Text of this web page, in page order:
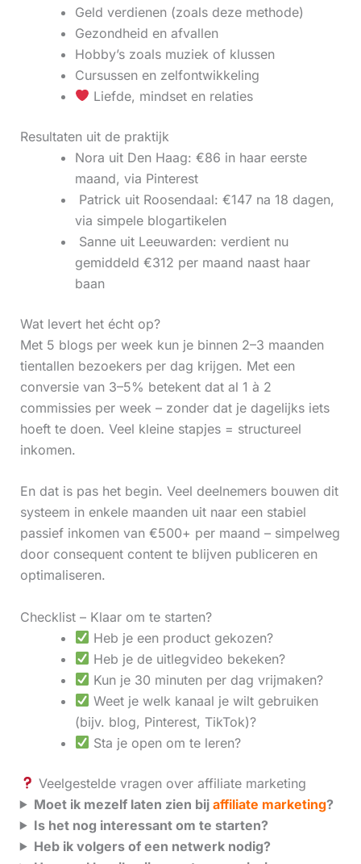
Geld verdienen (zoals deze methode)
Gezondheid en afvallen
Hobby’s zoals muziek of klussen
Cursussen en zelfontwikkeling
Liefde, mindset en relaties
Resultaten uit de praktijk
Nora uit Den Haag: €86 in haar eerste
maand, via Pinterest
‍ Patrick uit Roosendaal: €147 na 18 dagen,
via simpele blogartikelen
‍ Sanne uit Leeuwarden: verdient nu
gemiddeld €312 per maand naast haar
baan
Wat levert het écht op?
Met 5 blogs per week kun je binnen 2–3 maanden
tientallen bezoekers per dag krijgen. Met een
conversie van 3–5% betekent dat al 1 à 2
commissies per week – zonder dat je dagelijks iets
hoeft te doen. Veel kleine stapjes = structureel
inkomen.
En dat is pas het begin. Veel deelnemers bouwen dit
systeem in enkele maanden uit naar een stabiel
passief inkomen van €500+ per maand – simpelweg
door consequent content te blijven publiceren en
optimaliseren.
Checklist – Klaar om te starten?
Heb je een product gekozen?
Heb je de uitlegvideo bekeken?
Kun je 30 minuten per dag vrijmaken?
Weet je welk kanaal je wilt gebruiken
(bijv. blog, Pinterest, TikTok)?
Sta je open om te leren?
Veelgestelde vragen over affiliate marketing
Moet ik mezelf laten zien bij affiliate marketing?
Is het nog interessant om te starten?
Heb ik volgers of een netwerk nodig?